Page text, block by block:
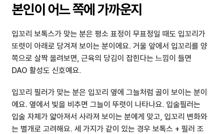
본인이 어느 쪽에 가까운지
입꼬리 보톡스가 맞는 분은 평소 표정이 무표정일 때도 입꼬리가
또렷이 아래로 당겨져 보이는 분이에요. 거울 앞에서 입꼬리를 양
쪽으로 살짝 올려보면, 근육의 당김이 잡힌다는 느낌이 들면
DAO 활성도 신호예요.
입꼬리 필러가 맞는 분은 입꼬리 옆에 그늘처럼 골이 보이는 분이
에요. 옆에서 빛을 비추면 그늘이 뚜렷이 나타나요. 입술필러는
입술 자체가 얇아져서 사라져 보이는 분에게 맞고, 입꼬리 변화와
는 별개로 고려해요. 세 가지가 같이 있는 경우 보톡스 + 필러 조